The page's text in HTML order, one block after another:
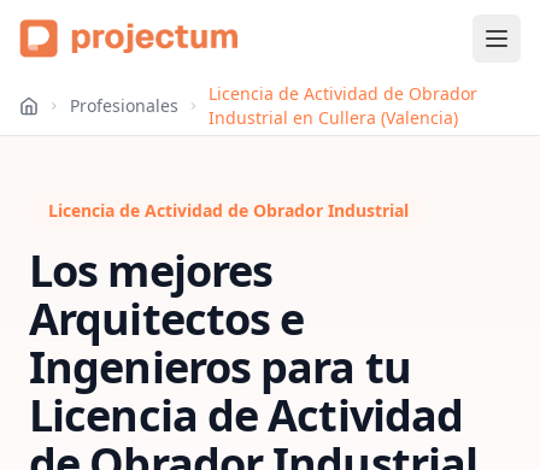
Profesionales
Licencia de Actividad de Obrador
Industrial en Cullera (Valencia)
Licencia de Actividad de Obrador Industrial
Los mejores
Arquitectos e
Ingenieros para tu
Licencia de Actividad